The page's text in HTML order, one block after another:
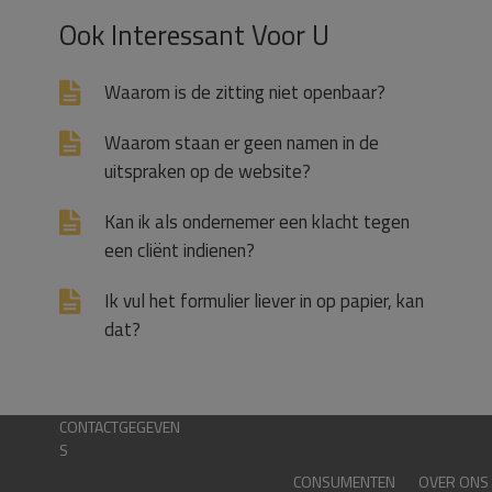
Ook Interessant Voor U
Waarom is de zitting niet openbaar?
Waarom staan er geen namen in de
uitspraken op de website?
Kan ik als ondernemer een klacht tegen
een cliënt indienen?
Ik vul het formulier liever in op papier, kan
dat?
CONTACTGEGEVEN
S
CONSUMENTEN
OVER ONS